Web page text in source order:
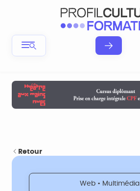
Retour
Web • Multimédia